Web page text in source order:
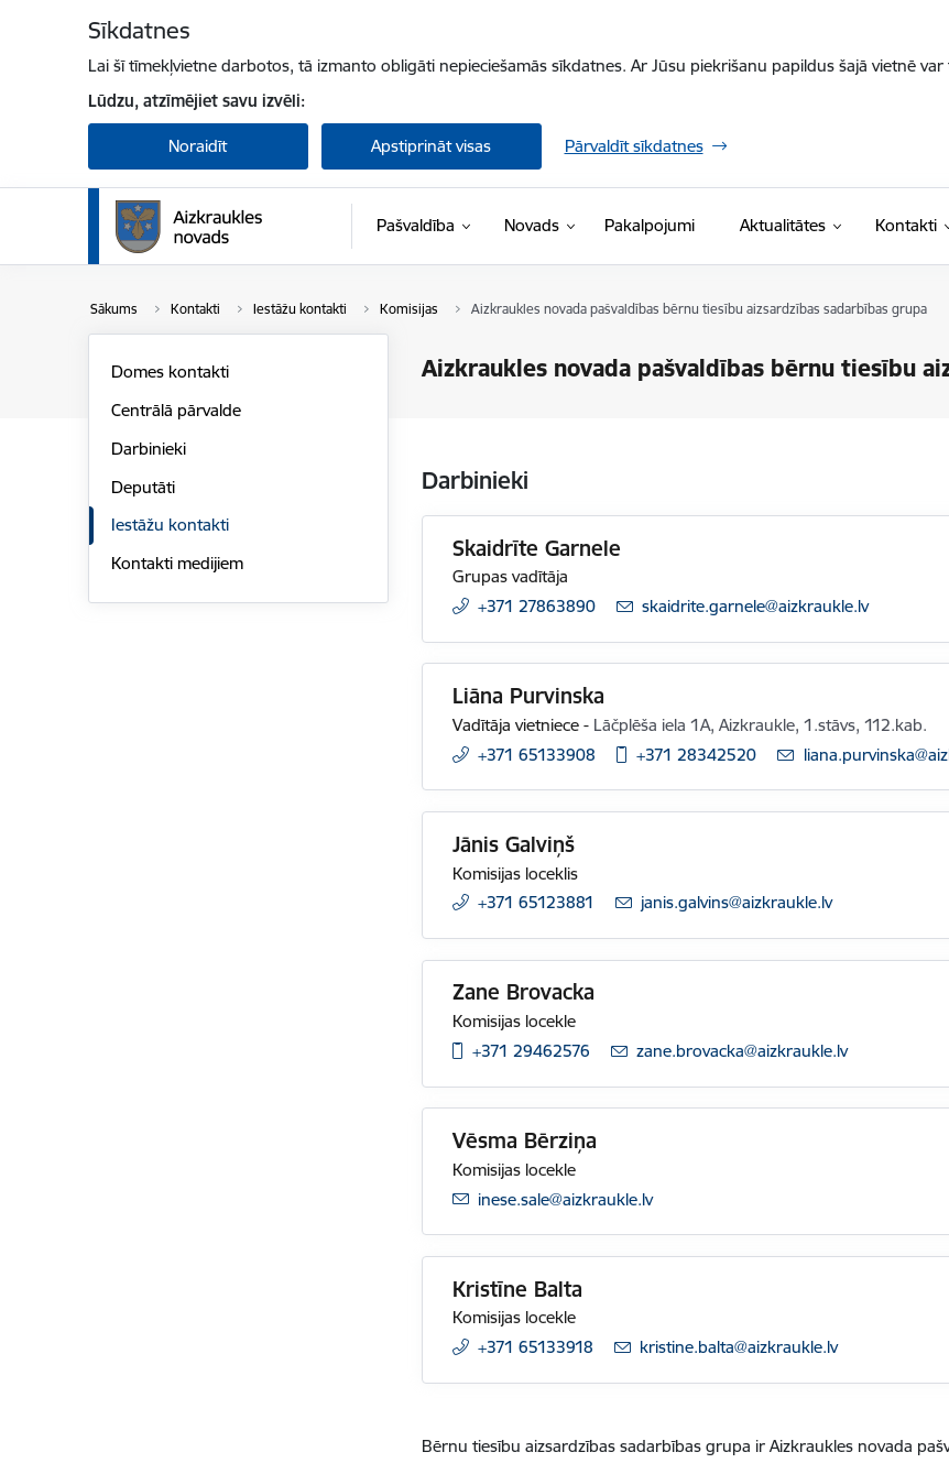
Sīkdatnes
Lai šī tīmekļvietne darbotos, tā izmanto obligāti nepieciešamās sīkdatnes. Ar Jūsu piekrišanu papildus šajā vietnē
Lūdzu, atzīmējiet savu izvēli:
Noraidīt Apstiprināt visas Pārvaldīt sīkdatnes
Pašvaldība Novads Pakalpojumi Aktualitātes Kontakti
Sākums Kontakti Iestāžu kontakti Komisijas Aizkraukles novada pašvaldības bērnu tiesību aizsardzības sadarbības grupa
Aizkraukles novada pašvaldības bērnu tiesību
Domes kontakti
Centrālā pārvalde
Darbinieki
Deputāti
Iestāžu kontakti
Kontakti medijiem
Darbinieki
Skaidrīte Garnele
Grupas vadītāja
+371 27863890
E-pasts:
skaidrite.garnele@aizkraukle.lv
Liāna Purvinska
Vadītāja vietniece - Lāčplēša iela 1A, Aizkraukle, 1.stāvs, 112.kab.
+371 65133908
+371 28342520 E-pasts:
Jānis Galviņš
Komisijas loceklis
+371 65123881
E-pasts:
janis.galvins@aizkraukle.lv
Zane Brovacka
Komisijas locekle
+371 29462576
E-pasts:
zane.brovacka@aizkraukle.lv
Vēsma Bērziņa
Komisijas locekle
E-pasts:
inese.sale@aizkraukle.lv
Kristīne Balta
Komisijas locekle
+371 65133918
E-pasts:
kristine.balta@aizkraukle.lv
Bērnu tiesību aizsardzības sadarbības grupa ir Aizkraukles novada